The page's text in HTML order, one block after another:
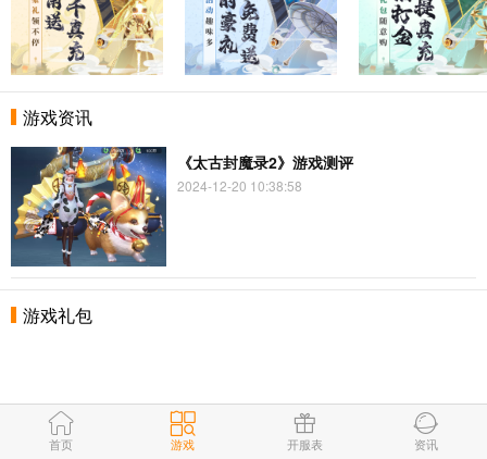
游戏资讯
《太古封魔录2》游戏测评
2024-12-20 10:38:58
游戏礼包
首页 游戏 开服表 资讯